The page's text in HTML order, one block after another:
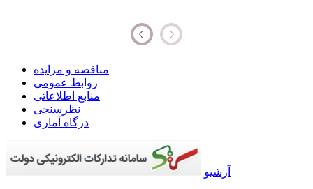
مناقصه و مزایده
روابط عمومی
منابع اطلاعاتی
نظرسنجی
درگاه آماری
آرشیو